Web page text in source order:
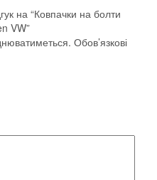
на “Ковпачки на болти
VW”
Обов’язкові